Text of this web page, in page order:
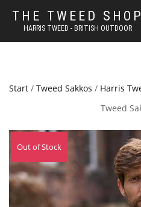
THE TWEED SHOP
HARRIS TWEED - BRITISH OUTDOOR
Start / Tweed Sakkos / Harris
Tweed
Out of Stock